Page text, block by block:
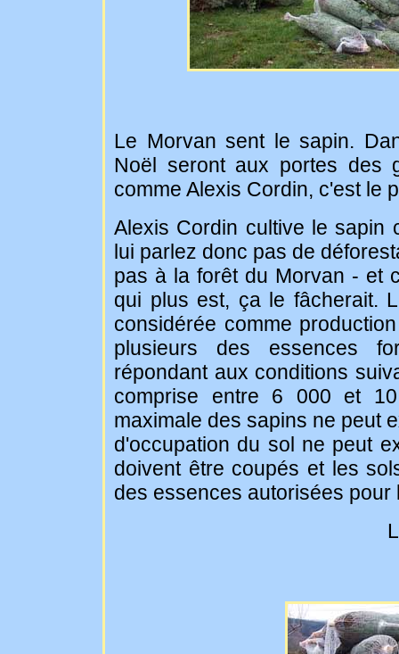
Le Morvan sent le sapin.
Noël seront aux portes des
comme Alexis Cordin, c'est le
Alexis Cordin cultive le sapin
lui parlez donc pas de
pas à la forêt du Morvan - et
qui plus est, ça le fâcherait.
considérée comme
plusieurs des essences
répondant aux conditions
comprise entre 6 000 et
maximale des sapins ne peut
d'occupation du sol ne peut
doivent être coupés et les
des essences autorisées